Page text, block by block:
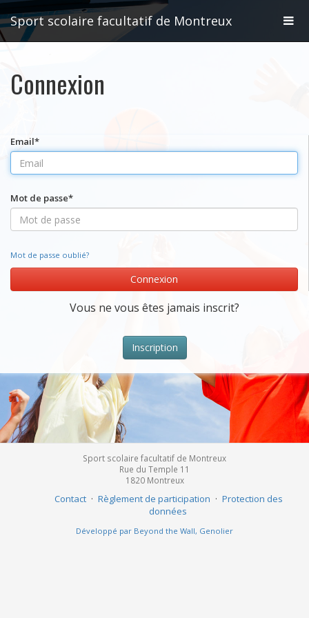
Sport scolaire facultatif de Montreux
Connexion
Email*
Mot de passe*
Mot de passe oublié?
Connexion
Vous ne vous êtes jamais inscrit?
Inscription
Sport scolaire facultatif de Montreux
Rue du Temple 11
1820 Montreux
Contact · Règlement de participation · Protection des
données
Développé par Beyond the Wall, Genolier